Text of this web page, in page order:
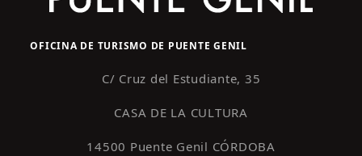
OFICINA DE TURISMO DE PUENTE GENIL
C/ Cruz del Estudiante, 35
CASA DE LA CULTURA
14500 Puente Genil CÓRDOBA